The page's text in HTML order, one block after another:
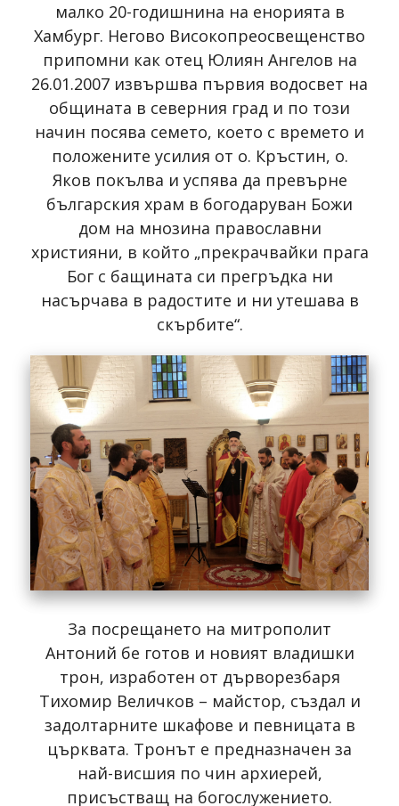
малко 20-годишнина на енорията в
Хамбург. Негово Високопреосвещенство
припомни как отец Юлиян Ангелов на
26.01.2007 извършва първия водосвет на
общината в северния град и по този
начин посява семето, което с времето и
положените усилия от о. Кръстин, о.
Яков покълва и успява да превърне
българския храм в богодаруван Божи
дом на мнозина православни
християни, в който „прекрачвайки прага
Бог с бащината си прегръдка ни
насърчава в радостите и ни утешава в
скърбите“.
За посрещането на митрополит
Антоний бе готов и новият владишки
трон, изработен от дърворезбаря
Тихомир Величков – майстор, създал и
задолтарните шкафове и певницата в
църквата. Тронът е предназначен за
най-висшия по чин архиерей,
присъстващ на богослужението.